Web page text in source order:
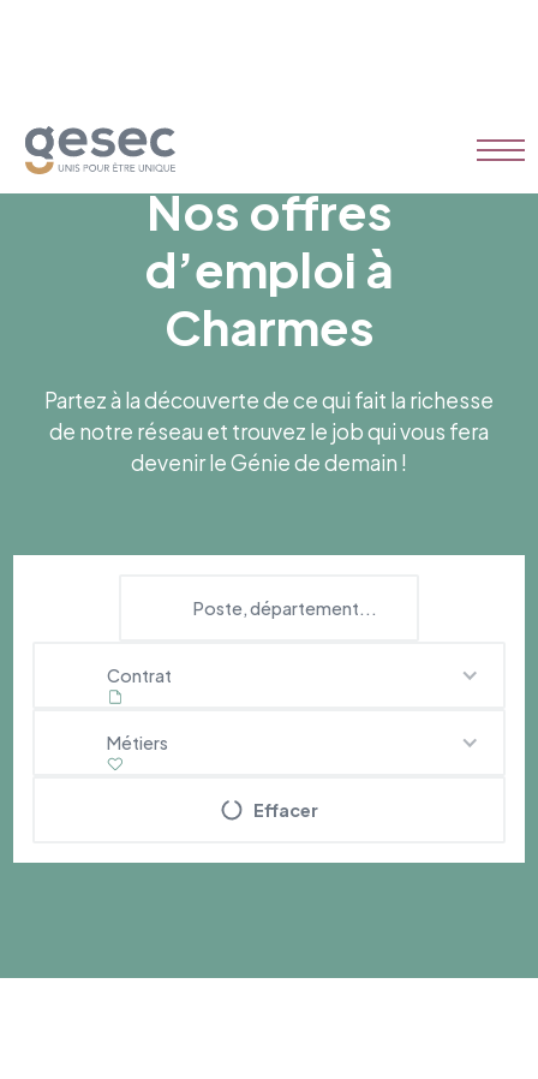
Nos offres
d’emploi à
Charmes
Partez à la découverte de ce qui fait la richesse
de notre réseau et trouvez le job qui vous fera
devenir le Génie de demain !
Contrat
Métiers
Effacer